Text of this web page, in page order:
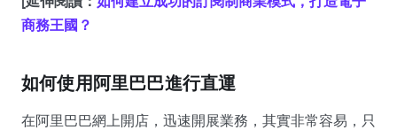
商務王國？
如何使用阿里巴巴進行直運
在阿里巴巴網上開店，迅速開展業務，其實非常容易，只